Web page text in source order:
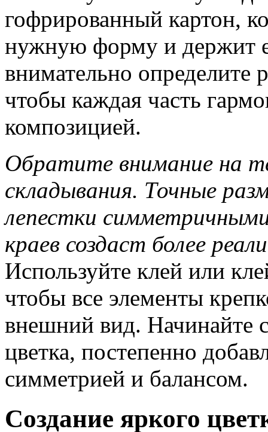
гофрированный картон,
нужную форму и держит
внимательно определите
чтобы каждая часть
композицией.
Обратите внимание на
складывания. Точные
лепестки
краев создаст более
Используйте клей или
чтобы все элементы
внешний вид. Начинайте
цветка, постепенно
симметрией и балансом.
Создание яркого